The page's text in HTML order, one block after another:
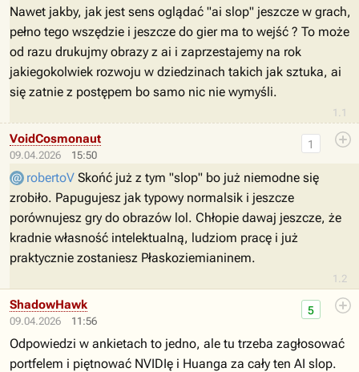
1.1
Nawet jakby, jak jest sens oglądać "ai slop" jeszcze w grach,
pełno tego wszędzie i jeszcze do gier ma to wejść ? To może
od razu drukujmy obrazy z ai i zaprzestajemy na rok
jakiegokolwiek rozwoju w dziedzinach takich jak sztuka, ai
się zatnie z postępem bo samo nic nie wymyśli.
09.04.2026 15:50
1.2
1
VoidCosmonaut
robertoV Skońć już z tym "slop" bo już niemodne się
zrobiło. Papugujesz jak typowy normalsik i jeszcze
porównujesz gry do obrazów lol. Chłopie dawaj jeszcze, że
kradnie własność intelektualną, ludziom pracę i już
praktycznie zostaniesz Płaskoziemianinem.
09.04.2026 11:56
5
ShadowHawk
Odpowiedzi w ankietach to jedno, ale tu trzeba zagłosować
portfelem i piętnować NVIDIę i Huanga za cały ten AI slop.